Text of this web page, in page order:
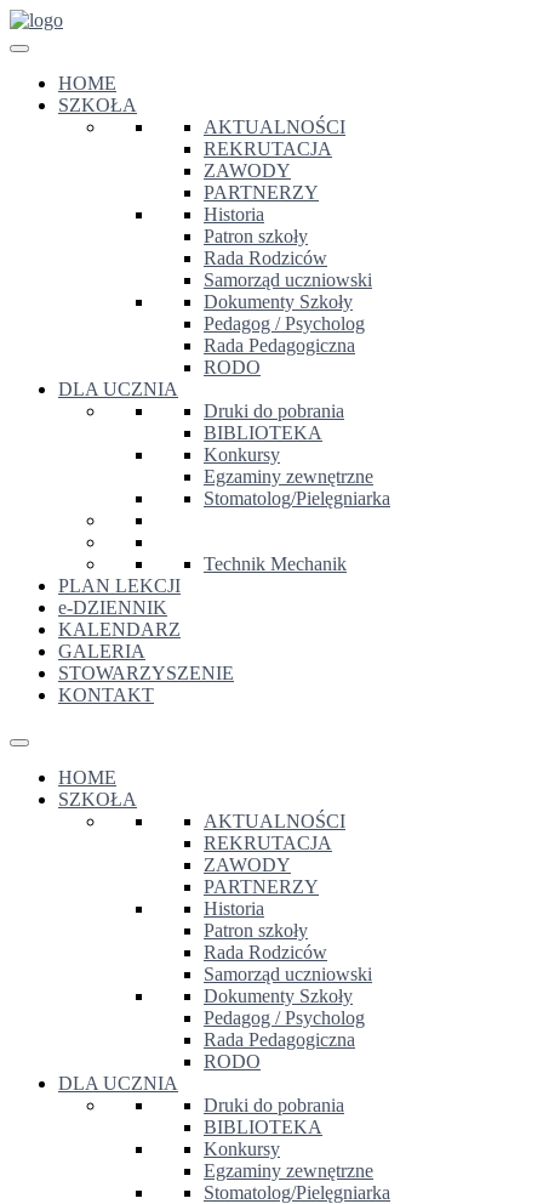
HOME
SZKOŁA
AKTUALNOŚCI
REKRUTACJA
ZAWODY
PARTNERZY
Historia
Patron szkoły
Rada Rodziców
Samorząd uczniowski
Dokumenty Szkoły
Pedagog / Psycholog
Rada Pedagogiczna
RODO
DLA UCZNIA
Druki do pobrania
BIBLIOTEKA
Konkursy
Egzaminy zewnętrzne
Stomatolog/Pielęgniarka
Technik Mechanik
PLAN LEKCJI
e-DZIENNIK
KALENDARZ
GALERIA
STOWARZYSZENIE
KONTAKT
HOME
SZKOŁA
AKTUALNOŚCI
REKRUTACJA
ZAWODY
PARTNERZY
Historia
Patron szkoły
Rada Rodziców
Samorząd uczniowski
Dokumenty Szkoły
Pedagog / Psycholog
Rada Pedagogiczna
RODO
DLA UCZNIA
Druki do pobrania
BIBLIOTEKA
Konkursy
Egzaminy zewnętrzne
Stomatolog/Pielęgniarka